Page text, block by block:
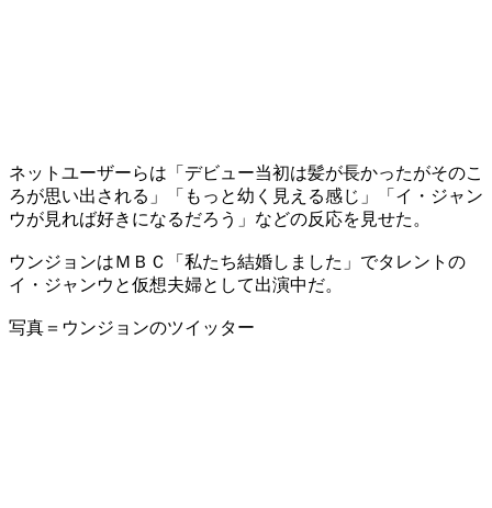
ネットユーザーらは「デビュー当初は髪が長かったがそのこ
ろが思い出される」「もっと幼く見える感じ」「イ・ジャン
ウが見れば好きになるだろう」などの反応を見せた。
ウンジョンはＭＢＣ「私たち結婚しました」でタレントの
イ・ジャンウと仮想夫婦として出演中だ。
写真＝ウンジョンのツイッター